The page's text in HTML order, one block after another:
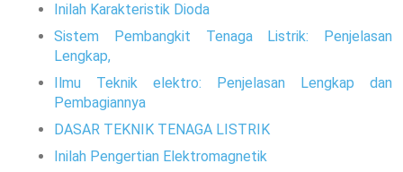
Inilah Karakteristik Dioda
Sistem Pembangkit Tenaga Listrik: Penjelasan
Lengkap,
Ilmu Teknik elektro: Penjelasan Lengkap dan
Pembagiannya
DASAR TEKNIK TENAGA LISTRIK
Inilah Pengertian Elektromagnetik